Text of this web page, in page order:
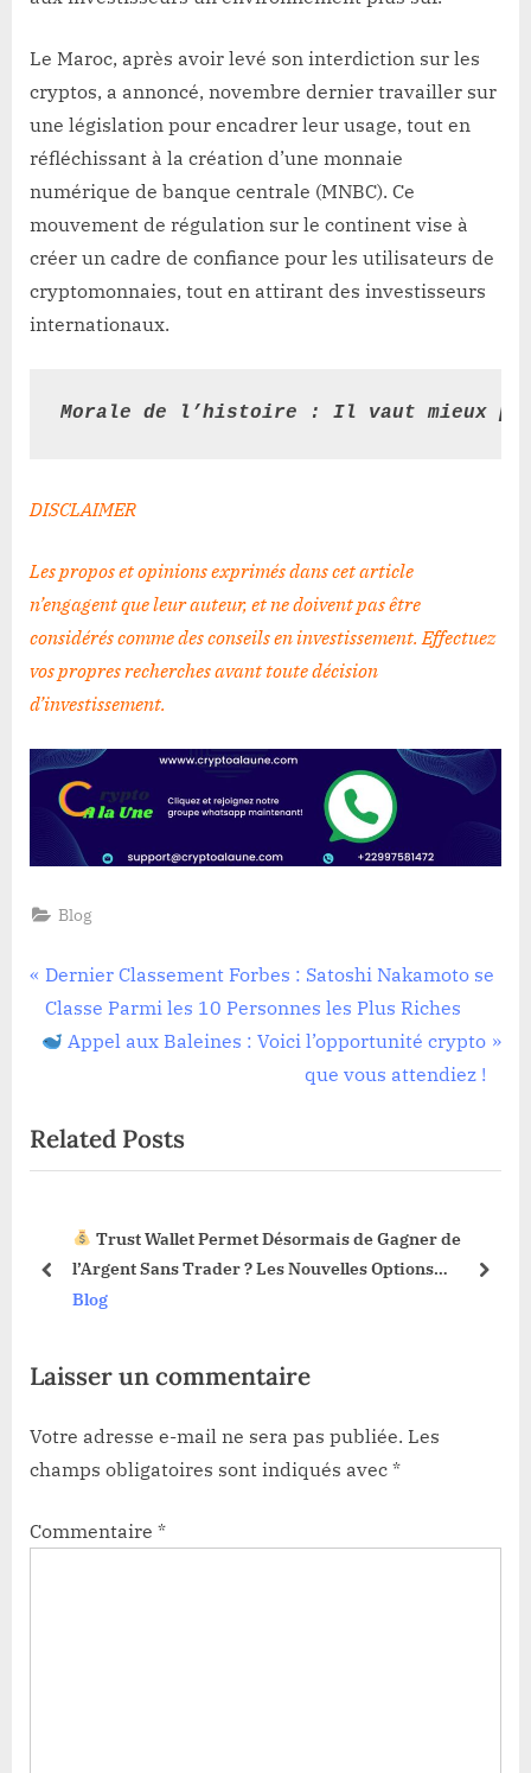
Le Maroc, après avoir levé son interdiction sur les
cryptos, a annoncé, novembre dernier travailler sur
une législation pour encadrer leur usage, tout en
réfléchissant à la création d’une monnaie
numérique de banque centrale (MNBC). Ce
mouvement de régulation sur le continent vise à
créer un cadre de confiance pour les utilisateurs de
cryptomonnaies, tout en attirant des investisseurs
internationaux.
Morale de l’histoire : Il vaut mieux
DISCLAIMER
Les propos et opinions exprimés dans cet article
n’engagent que leur auteur, et ne doivent pas être
considérés comme des conseils en investissement. Effectuez
vos propres recherches avant toute décision
d’investissement.
Blog
Navigation
de
P
r
e
o
u
o
:
Dernier Classement Forbes : Satoshi Nakamoto se
Classe Parmi les 10 Personnes les Plus Riches
N
t
P
t
Appel aux Baleines : Voici l’opportunité crypto
que vous attendiez !
Related Posts
Trust Wallet Permet Désormais de Gagner de
l’Argent Sans Trader ? Les Nouvelles Options
Dévoilées !
Blog
prev next
Laisser un commentaire
Votre adresse e-mail ne sera pas publiée. Les
champs obligatoires sont indiqués avec *
Commentaire *